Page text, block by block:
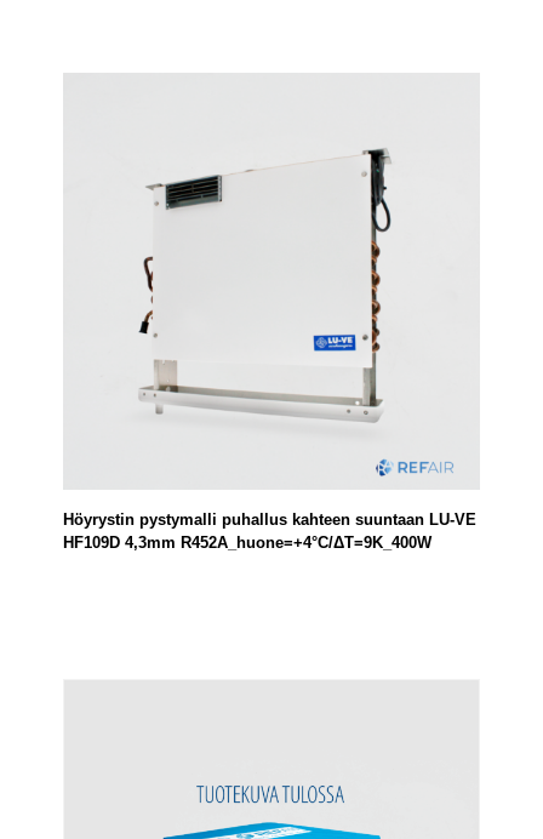
Höyrystin pystymalli puhallus kahteen suuntaan LU-VE
HF109D 4,3mm R452A_huone=+4°C/ΔT=9K_400W